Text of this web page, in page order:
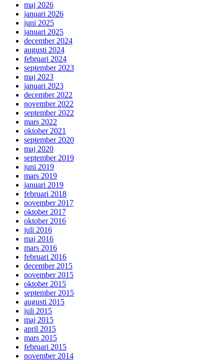
maj 2026
januari 2026
juni 2025
januari 2025
december 2024
augusti 2024
februari 2024
september 2023
maj 2023
januari 2023
december 2022
november 2022
september 2022
mars 2022
oktober 2021
september 2020
maj 2020
september 2019
juni 2019
mars 2019
januari 2019
februari 2018
november 2017
oktober 2017
oktober 2016
juli 2016
maj 2016
mars 2016
februari 2016
december 2015
november 2015
oktober 2015
september 2015
augusti 2015
juli 2015
maj 2015
april 2015
mars 2015
februari 2015
november 2014